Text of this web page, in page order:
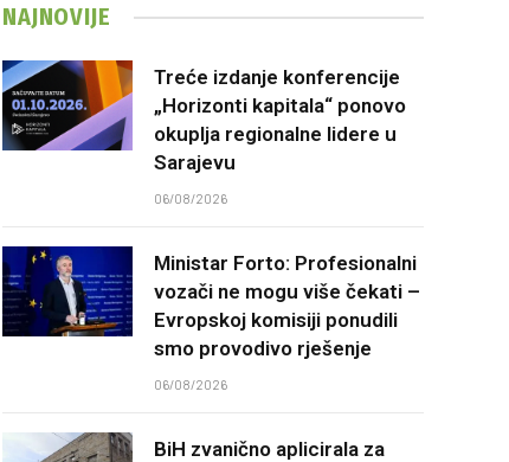
NAJNOVIJE
Treće izdanje konferencije
„Horizonti kapitala“ ponovo
okuplja regionalne lidere u
Sarajevu
06/08/2026
Ministar Forto: Profesionalni
vozači ne mogu više čekati –
Evropskoj komisiji ponudili
smo provodivo rješenje
06/08/2026
BiH zvanično aplicirala za